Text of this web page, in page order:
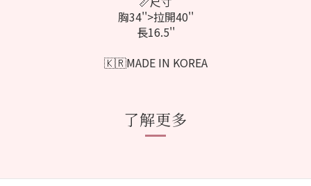
胸34''>拉開40''
長16.5''
🇰🇷MADE IN KOREA
了解更多